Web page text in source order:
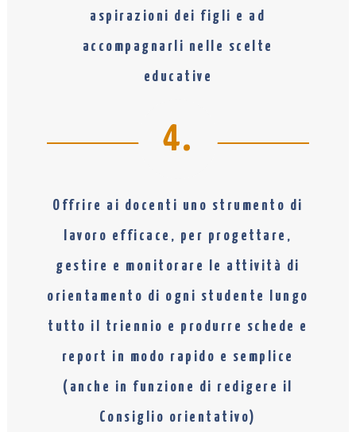
aspirazioni dei figli e ad
accompagnarli nelle scelte
educative
4.
Offrire ai docenti uno strumento di
lavoro efficace, per progettare,
gestire e monitorare le attività di
orientamento di ogni studente lungo
tutto il triennio e produrre schede e
report in modo rapido e semplice
(anche in funzione di redigere il
Consiglio orientativo)